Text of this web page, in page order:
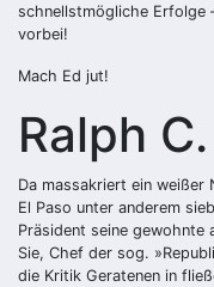
schnellstmögliche Erfolge
vorbei!
Mach Ed jut!
Ralph
Da massakriert ein
El Paso unter anderem
Präsident seine gewohnte
Sie, Chef der sog.
die Kritik Geratenen in